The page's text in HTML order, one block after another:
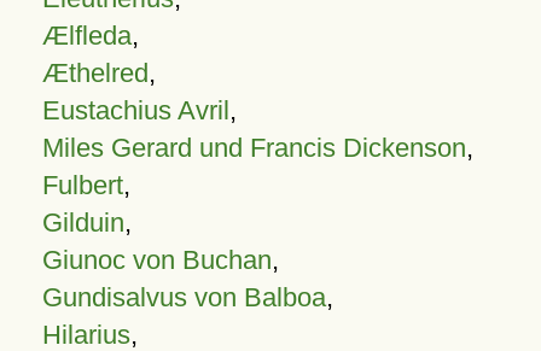
Ælfleda,
Æthelred,
Eustachius Avril,
Miles Gerard und Francis Dickenson,
Fulbert,
Gilduin,
Giunoc von Buchan,
Gundisalvus von Balboa,
Hilarius,